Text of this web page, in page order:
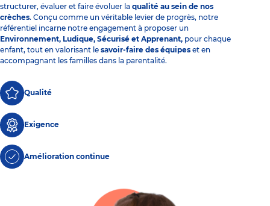
structurer, évaluer et faire évoluer la qualité au sein de nos
crèches. Conçu comme un véritable levier de progrès, notre
référentiel incarne notre engagement à proposer un
Environnement, Ludique, Sécurisé et Apprenant, pour chaque
enfant, tout en valorisant le savoir-faire des équipes et en
accompagnant les familles dans la parentalité.
Qualité
Exigence
Amélioration continue